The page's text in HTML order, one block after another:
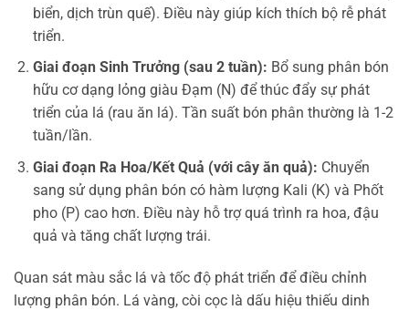
biển, dịch trùn quế). Điều này giúp kích thích bộ rễ phát
triển.
Giai đoạn Sinh Trưởng (sau 2 tuần): Bổ sung phân bón
hữu cơ dạng lỏng giàu Đạm (N) để thúc đẩy sự phát
triển của lá (rau ăn lá). Tần suất bón phân thường là 1-2
tuần/lần.
Giai đoạn Ra Hoa/Kết Quả (với cây ăn quả): Chuyển
sang sử dụng phân bón có hàm lượng Kali (K) và Phốt
pho (P) cao hơn. Điều này hỗ trợ quá trình ra hoa, đậu
quả và tăng chất lượng trái.
Quan sát màu sắc lá và tốc độ phát triển để điều chỉnh
lượng phân bón. Lá vàng, còi cọc là dấu hiệu thiếu dinh